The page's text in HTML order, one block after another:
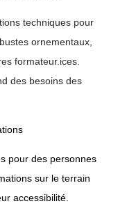
techniques pour
ornementaux,
formateur.ices.
des besoins des
pour des personnes
sur le terrain
accessibilité.